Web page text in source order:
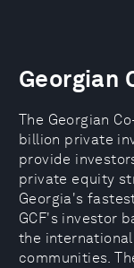
Georgian
The Georgian
billion private
provide
private equity
Georgia's
GCF's investor
the
communities.